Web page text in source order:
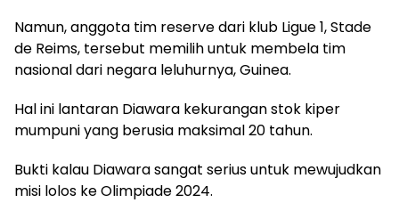
Namun, anggota tim reserve dari klub Ligue 1, Stade
de Reims, tersebut memilih untuk membela tim
nasional dari negara leluhurnya, Guinea.
Hal ini lantaran Diawara kekurangan stok kiper
mumpuni yang berusia maksimal 20 tahun.
Bukti kalau Diawara sangat serius untuk mewujudkan
misi lolos ke Olimpiade 2024.